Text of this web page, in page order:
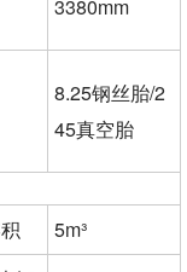
3380mm
8.25钢丝胎/2
45真空胎
5m³